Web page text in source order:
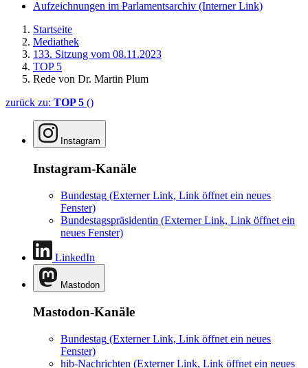
Aufzeichnungen im Parlamentsarchiv (Interner Link)
Startseite
Mediathek
133. Sitzung vom 08.11.2023
TOP 5
Rede von Dr. Martin Plum
zurück zu: TOP 5 ()
Instagram
Instagram-Kanäle
Bundestag (Externer Link, Link öffnet ein neues
Fenster)
Bundestagspräsidentin (Externer Link, Link öffnet ein
neues Fenster)
LinkedIn
Mastodon
Mastodon-Kanäle
Bundestag (Externer Link, Link öffnet ein neues
Fenster)
hib-Nachrichten (Externer Link, Link öffnet ein neues